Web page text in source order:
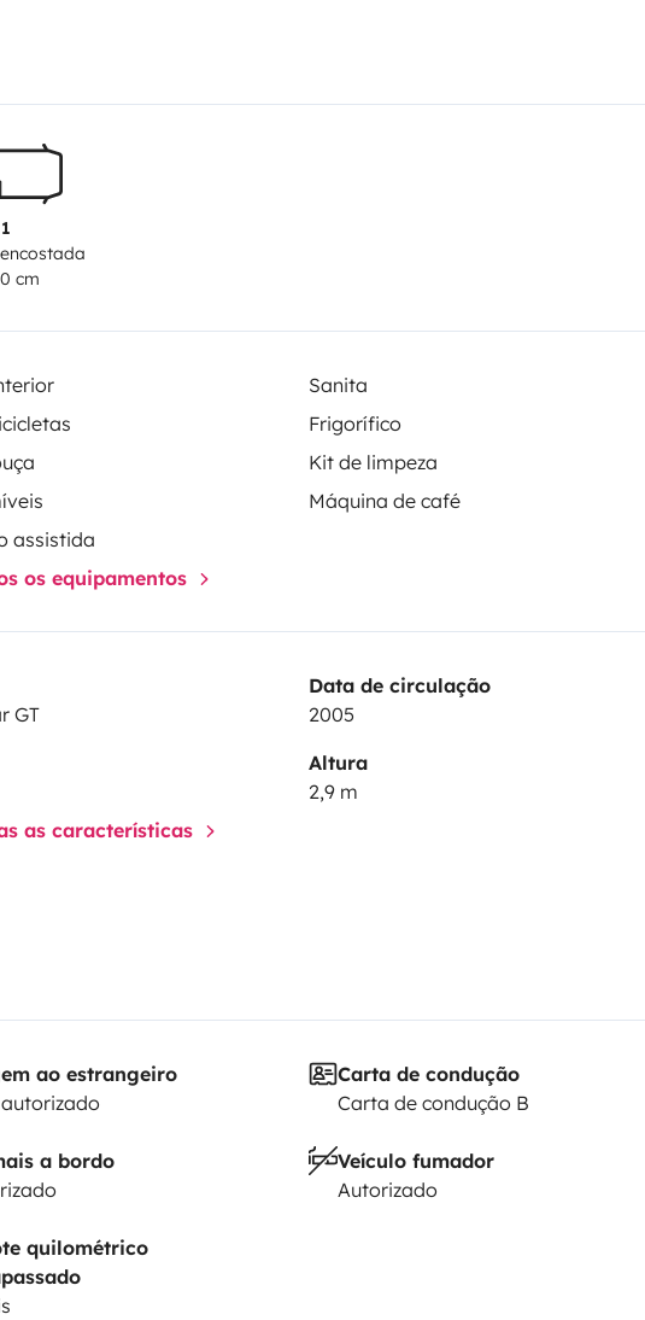
cm
Sanita
Frigorífico
Kit de limpeza
Máquina de café
assistida
os equipamentos
GT
Data de circulação
2005
Altura
2,9 m
as características
ao estrangeiro
Carta de condução
Carta de condução B
a bordo
Veículo fumador
Autorizado
quilométrico